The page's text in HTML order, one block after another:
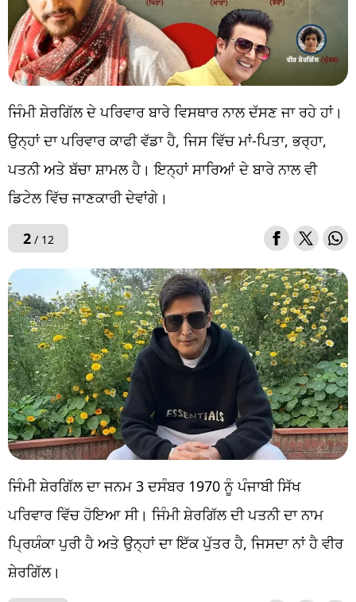
ਜਿੰਮੀ ਸ਼ੇਰਗਿੱਲ ਦੇ ਪਰਿਵਾਰ ਬਾਰੇ ਵਿਸਥਾਰ ਨਾਲ ਦੱਸਣ ਜਾ ਰਹੇ ਹਾਂ।
ਉਨ੍ਹਾਂ ਦਾ ਪਰਿਵਾਰ ਕਾਫੀ ਵੱਡਾ ਹੈ, ਜਿਸ ਵਿੱਚ ਮਾਂ-ਪਿਤਾ, ਭਰ੍ਹਾ,
ਪਤਨੀ ਅਤੇ ਬੱਚਾ ਸ਼ਾਮਲ ਹੈ। ਇਨ੍ਹਾਂ ਸਾਰਿਆਂ ਦੇ ਬਾਰੇ ਨਾਲ ਵੀ
ਡਿਟੇਲ ਵਿੱਚ ਜਾਣਕਾਰੀ ਦੇਵਾਂਗੇ।
2/ 12
ਜਿੰਮੀ ਸ਼ੇਰਗਿੱਲ ਦਾ ਜਨਮ 3 ਦਸੰਬਰ 1970 ਨੂੰ ਪੰਜਾਬੀ ਸਿੱਖ
ਪਰਿਵਾਰ ਵਿੱਚ ਹੋਇਆ ਸੀ। ਜਿੰਮੀ ਸ਼ੇਰਗਿੱਲ ਦੀ ਪਤਨੀ ਦਾ ਨਾਮ
ਪ੍ਰਿਯੰਕਾ ਪੁਰੀ ਹੈ ਅਤੇ ਉਨ੍ਹਾਂ ਦਾ ਇੱਕ ਪੁੱਤਰ ਹੈ, ਜਿਸਦਾ ਨਾਂ ਹੈ ਵੀਰ
ਸ਼ੇਰਗਿੱਲ।